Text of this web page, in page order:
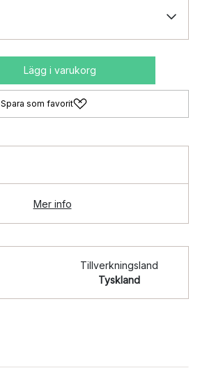
Lägg i varukorg
Spara som favorit
Mer info
Tillverkningsland
Tyskland